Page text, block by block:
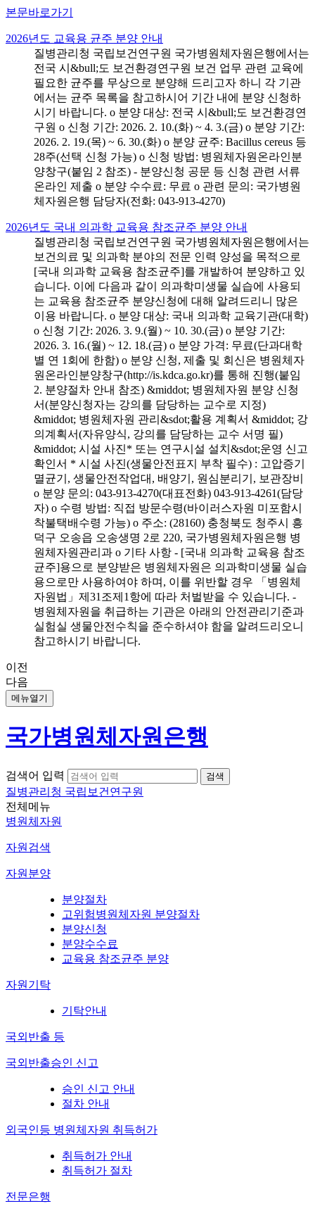
본문바로가기
2026년도 교육용 균주 분양 안내
질병관리청 국립보건연구원 국가병원체자원은행에서는
전국 시&bull;도 보건환경연구원 보건 업무 관련 교육에
필요한 균주를 무상으로 분양해 드리고자 하니 각 기관
에서는 균주 목록을 참고하시어 기간 내에 분양 신청하
시기 바랍니다. o 분양 대상: 전국 시&bull;도 보건환경연
구원 o 신청 기간: 2026. 2. 10.(화) ~ 4. 3.(금) o 분양 기간:
2026. 2. 19.(목) ~ 6. 30.(화) o 분양 균주: Bacillus cereus 등
28주(선택 신청 가능) o 신청 방법: 병원체자원온라인분
양창구(붙임 2 참조) - 분양신청 공문 등 신청 관련 서류
온라인 제출 o 분양 수수료: 무료 o 관련 문의: 국가병원
체자원은행 담당자(전화: 043-913-4270)
2026년도 국내 의과학 교육용 참조균주 분양 안내
질병관리청 국립보건연구원 국가병원체자원은행에서는
보건의료 및 의과학 분야의 전문 인력 양성을 목적으로
[국내 의과학 교육용 참조균주]를 개발하여 분양하고 있
습니다. 이에 다음과 같이 의과학미생물 실습에 사용되
는 교육용 참조균주 분양신청에 대해 알려드리니 많은
이용 바랍니다. o 분양 대상: 국내 의과학 교육기관(대학)
o 신청 기간: 2026. 3. 9.(월) ~ 10. 30.(금) o 분양 기간:
2026. 3. 16.(월) ~ 12. 18.(금) o 분양 가격: 무료(단과대학
별 연 1회에 한함) o 분양 신청, 제출 및 회신은 병원체자
원온라인분양창구(http://is.kdca.go.kr)를 통해 진행(붙임
2. 분양절차 안내 참조) &middot; 병원체자원 분양 신청
서(분양신청자는 강의를 담당하는 교수로 지정)
&middot; 병원체자원 관리&sdot;활용 계획서 &middot; 강
의계획서(자유양식, 강의를 담당하는 교수 서명 필)
&middot; 시설 사진* 또는 연구시설 설치&sdot;운영 신고
확인서 * 시설 사진(생물안전표지 부착 필수) : 고압증기
멸균기, 생물안전작업대, 배양기, 원심분리기, 보관장비
o 분양 문의: 043-913-4270(대표전화) 043-913-4261(담당
자) o 수령 방법: 직접 방문수령(바이러스자원 미포함시
착불택배수령 가능) o 주소: (28160) 충청북도 청주시 흥
덕구 오송읍 오송생명 2로 220, 국가병원체자원은행 병
원체자원관리과 o 기타 사항 - [국내 의과학 교육용 참조
균주]용으로 분양받은 병원체자원은 의과학미생물 실습
용으로만 사용하여야 하며, 이를 위반할 경우 「병원체
자원법」제31조제1항에 따라 처벌받을 수 있습니다. -
병원체자원을 취급하는 기관은 아래의 안전관리기준과
실험실 생물안전수칙을 준수하셔야 함을 알려드리오니
참고하시기 바랍니다.
이전
다음
메뉴열기
국가병원체자원은행
검색어 입력
질병관리청 국립보건연구원
전체메뉴
병원체자원
자원검색
자원분양
분양절차
고위험병원체자원 분양절차
분양신청
분양수수료
교육용 참조균주 분양
자원기탁
기탁안내
국외반출 등
국외반출승인 신고
승인 신고 안내
절차 안내
외국인등 병원체자원 취득허가
취득허가 안내
취득허가 절차
전문은행